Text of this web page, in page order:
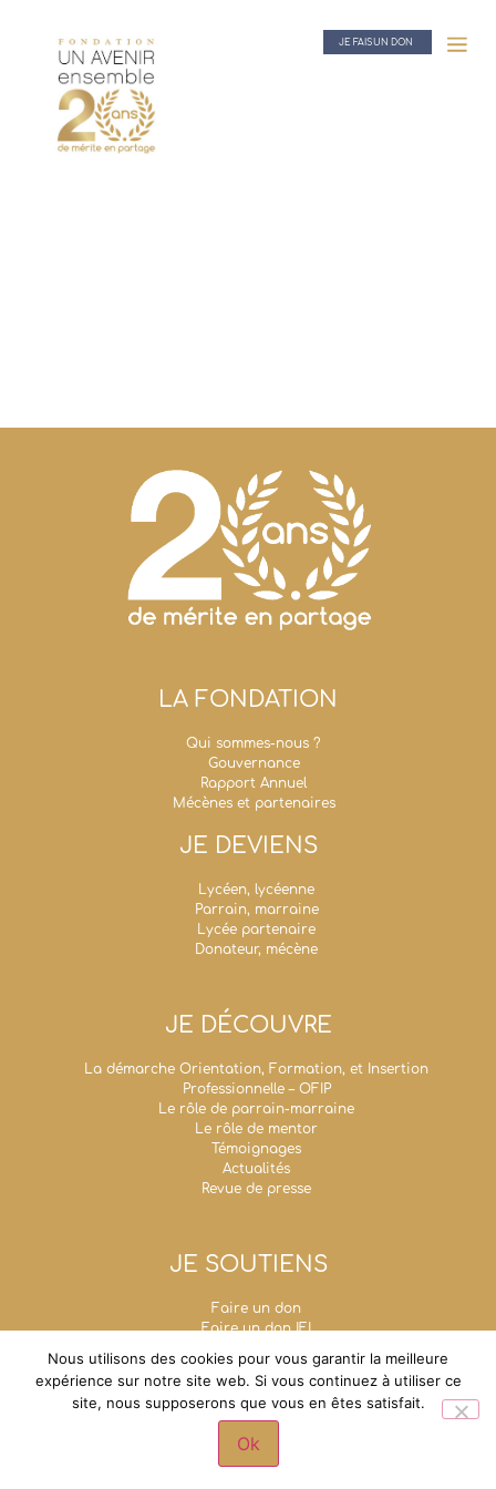
JE FAIS UN DON
LA FONDATION
Qui sommes-nous ?
Gouvernance
Rapport Annuel
Mécènes et partenaires
JE DEVIENS
Lycéen, lycéenne
Parrain, marraine
Lycée partenaire
Donateur, mécène
JE DÉCOUVRE
La démarche Orientation, Formation, et Insertion
Professionnelle – OFIP
Le rôle de parrain-marraine
Le rôle de mentor
Témoignages
Actualités
Revue de presse
JE SOUTIENS
Faire un don
Faire un don IFI
Mécénat d’entreprise
Legs, donations et assurances-vie
Fondation Un Avenir Ensemble
Grande chancellerie de la Légion d'honneur - 1,
rue de Solférino - 75007 Paris
Nous utilisons des cookies pour vous garantir la meilleure
expérience sur notre site web. Si vous continuez à utiliser ce
site, nous supposerons que vous en êtes satisfait.
Ok